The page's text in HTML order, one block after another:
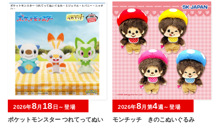
ポケットモンスター つれてってぬい
2026年8月 18 日～登場
モンチッチ きのこぬいぐるみ
2026年8月第4週～登場